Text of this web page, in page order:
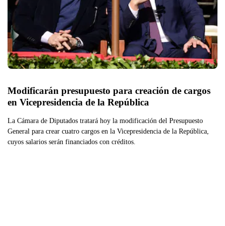
Modificarán presupuesto para creación de cargos
en Vicepresidencia de la República
La Cámara de Diputados tratará hoy la modificación del Presupuesto
General para crear cuatro cargos en la Vicepresidencia de la República,
cuyos salarios serán financiados con créditos.